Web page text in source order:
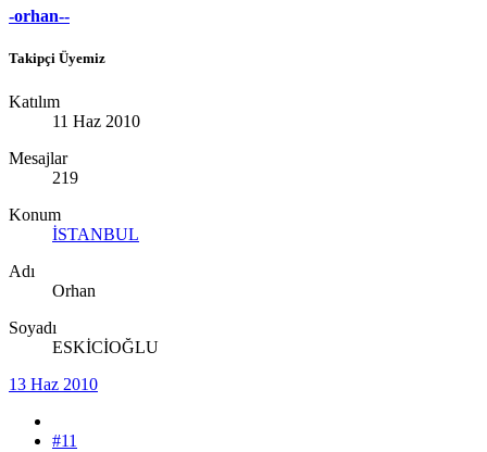
-orhan--
Takipçi Üyemiz
Katılım
11 Haz 2010
Mesajlar
219
Konum
İSTANBUL
Adı
Orhan
Soyadı
ESKİCİOĞLU
13 Haz 2010
#11